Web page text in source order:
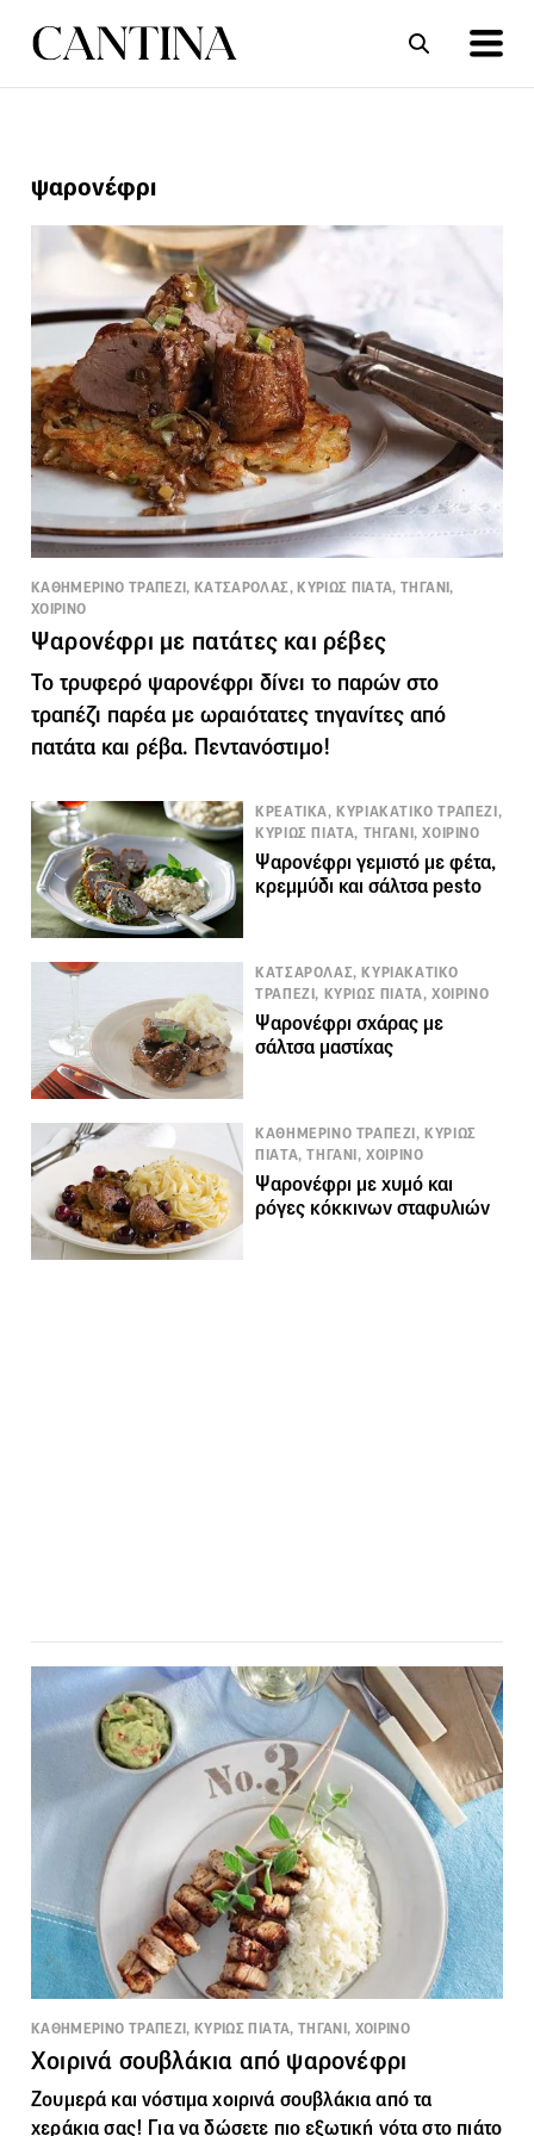
ΣΥΝΤΑΓΕΣ
ψαρονέφρι
ΚΑΘΗΜΕΡΙΝΟ ΤΡΑΠΕΖΙ, ΚΑΤΣΑΡΟΛΑΣ, ΚΥΡΙΩΣ ΠΙΑΤΑ, ΤΗΓΑΝΙ,
ΧΟΙΡΙΝΟ
Ψαρονέφρι με πατάτες και ρέβες
Το τρυφερό ψαρονέφρι δίνει το παρών στο
τραπέζι παρέα με ωραιότατες τηγανίτες από
πατάτα και ρέβα. Πεντανόστιμο!
ΚΡΕΑΤΙΚΑ, ΚΥΡΙΑΚΑΤΙΚΟ ΤΡΑΠΕΖΙ,
ΚΥΡΙΩΣ ΠΙΑΤΑ, ΤΗΓΑΝΙ, ΧΟΙΡΙΝΟ
Ψαρονέφρι γεμιστό με φέτα,
κρεμμύδι και σάλτσα pesto
ΚΑΤΣΑΡΟΛΑΣ, ΚΥΡΙΑΚΑΤΙΚΟ
ΤΡΑΠΕΖΙ, ΚΥΡΙΩΣ ΠΙΑΤΑ, ΧΟΙΡΙΝΟ
Ψαρονέφρι σχάρας με
σάλτσα μαστίχας
ΚΑΘΗΜΕΡΙΝΟ ΤΡΑΠΕΖΙ, ΚΥΡΙΩΣ
ΠΙΑΤΑ, ΤΗΓΑΝΙ, ΧΟΙΡΙΝΟ
Ψαρονέφρι με χυμό και
ρόγες κόκκινων σταφυλιών
ΚΑΘΗΜΕΡΙΝΟ ΤΡΑΠΕΖΙ, ΚΥΡΙΩΣ ΠΙΑΤΑ, ΤΗΓΑΝΙ, ΧΟΙΡΙΝΟ
Χοιρινά σουβλάκια από ψαρονέφρι
Ζουμερά και νόστιμα χοιρινά σουβλάκιααπό τα
χεράκια σας! Για να δώσετε πιο εξωτική νότα στο πιάτο